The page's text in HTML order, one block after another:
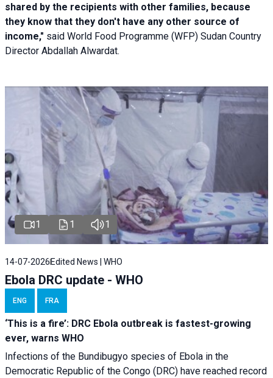
shared by the recipients with other families, because
they know that they don't have any other source of
income," said World Food Programme (WFP) Sudan Country
Director Abdallah Alwardat.
1 1 1
14-07-2026 Edited News | WHO
Ebola DRC update - WHO
ENG FRA
‘This is a fire’: DRC Ebola outbreak is fastest-growing
ever, warns WHO
Infections of the Bundibugyo species of Ebola in the
Democratic Republic of the Congo (DRC) have reached record